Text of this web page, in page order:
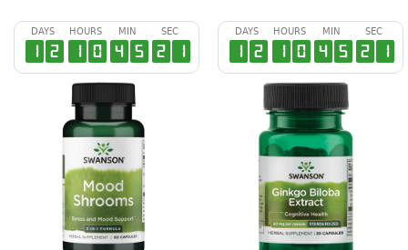
DAYS
1 2
HOURS
1 0
MIN
4 5
SEC
2 0
DAYS
1 2
HOURS
1 0
MIN
4 5
SEC
2 0